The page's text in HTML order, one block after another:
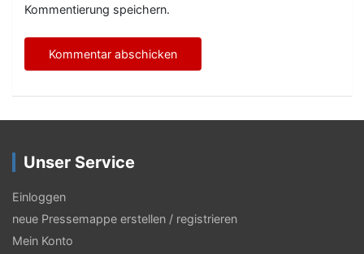
Kommentierung speichern.
Unser Service
Einloggen
neue Pressemappe erstellen / registrieren
Mein Konto